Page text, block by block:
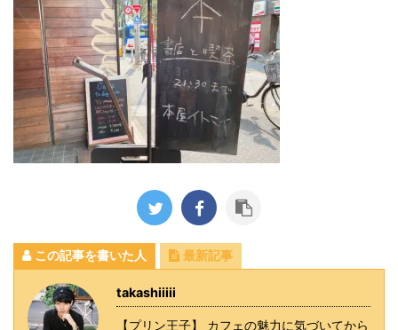
この記事を書いた人 最新記事
takashiiiii
【プリン王子】 カフェの魅力に気づいてから